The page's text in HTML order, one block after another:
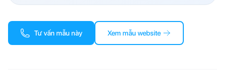
Tư vấn mẫu này Xem mẫu website